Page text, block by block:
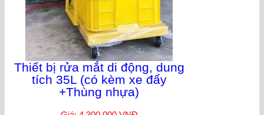
Thiết bị rửa mắt di động, dung
tích 35L (có kèm xe đẩy
+Thùng nhựa)